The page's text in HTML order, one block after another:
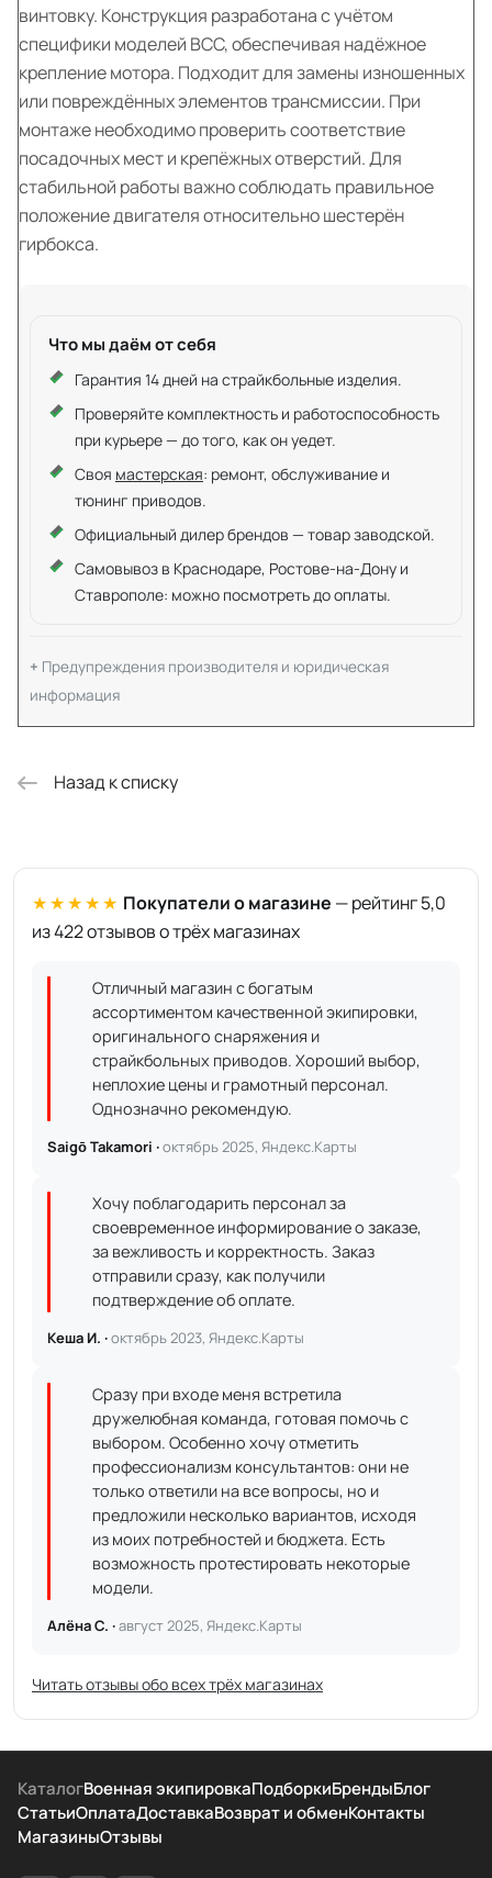
винтовку. Конструкция разработана с учётом
специфики моделей ВСС, обеспечивая надёжное
крепление мотора. Подходит для замены изношенных
или повреждённых элементов трансмиссии. При
монтаже необходимо проверить соответствие
посадочных мест и крепёжных отверстий. Для
стабильной работы важно соблюдать правильное
положение двигателя относительно шестерён
гирбокса.
Что мы даём от себя
Гарантия 14 дней на страйкбольные изделия.
Проверяйте комплектность и работоспособность
при курьере — до того, как он уедет.
Своя мастерская: ремонт, обслуживание и
тюнинг приводов.
Официальный дилер брендов — товар заводской.
Самовывоз в Краснодаре, Ростове-на-Дону и
Ставрополе: можно посмотреть до оплаты.
Предупреждения производителя и юридическая
информация
Назад к списку
★★★★★ Покупатели о магазине — рейтинг 5,0
из 422 отзывов о трёх магазинах
Отличный магазин с богатым
ассортиментом качественной экипировки,
оригинального снаряжения и
страйкбольных приводов. Хороший выбор,
неплохие цены и грамотный персонал.
Однозначно рекомендую.
Saigō Takamori ·октябрь 2025, Яндекс.Карты
Хочу поблагодарить персонал за
своевременное информирование о заказе,
за вежливость и корректность. Заказ
отправили сразу, как получили
подтверждение об оплате.
Кеша И. ·октябрь 2023, Яндекс.Карты
Сразу при входе меня встретила
дружелюбная команда, готовая помочь с
выбором. Особенно хочу отметить
профессионализм консультантов: они не
только ответили на все вопросы, но и
предложили несколько вариантов, исходя
из моих потребностей и бюджета. Есть
возможность протестировать некоторые
модели.
Алёна С. ·август 2025, Яндекс.Карты
Читать отзывы обо всех трёх магазинах
КаталогВоенная экипировкаПодборкиБрендыБлог
СтатьиОплатаДоставкаВозврат и обменКонтакты
МагазиныОтзывы